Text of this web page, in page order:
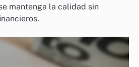
mantenga la calidad sin